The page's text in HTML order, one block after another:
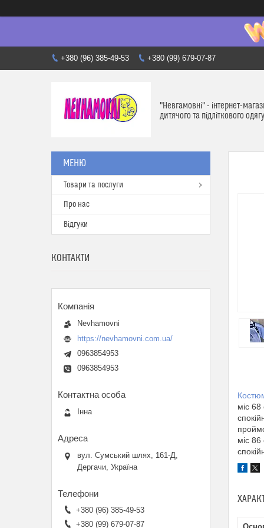
+380 (96) 385-49-53 +380 (99) 679-07-87
"Невгамовні" - інтернет-
дитячого та підліткового одягу
міс
міс
Товари та послуги
Про нас
Відгуки
КОНТАКТИ
Nevhamovni
https://nevhamovni.com.ua/
0963854953
0963854953
Інна
вул. Сумський шлях, 161-Д,
Дергачи, Україна
+380 (96) 385-49-53
+380 (99) 679-07-87